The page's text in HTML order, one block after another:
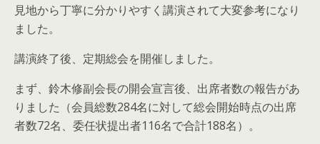
見地から丁寧に分かりやすく講演されて大変参考になり
ました。
講演終了後、定期総会を開催しました。
まず、鈴木修副会長の開会宣言後、出席者数の報告があ
りました（会員総数284名に対して総会開始時点の出席
者数72名、委任状提出者116名で合計188名）。